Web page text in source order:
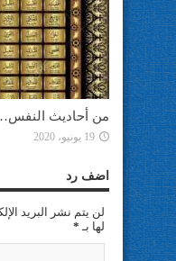
من أحاديث
19 يونيو، 2020
اضف رد
لن يتم نشر البريد
لها بـ *